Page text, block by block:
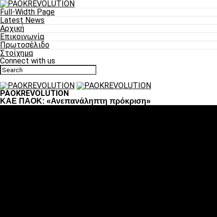
Full-Width Page
Latest News
Αρχική
Επικοινωνία
Πρωτοσέλιδο
Στοίχημα
Connect with us
PAOKREVOLUTION
ΚΑΕ ΠΑΟΚ: «Ανεπανάληπτη πρόκριση»